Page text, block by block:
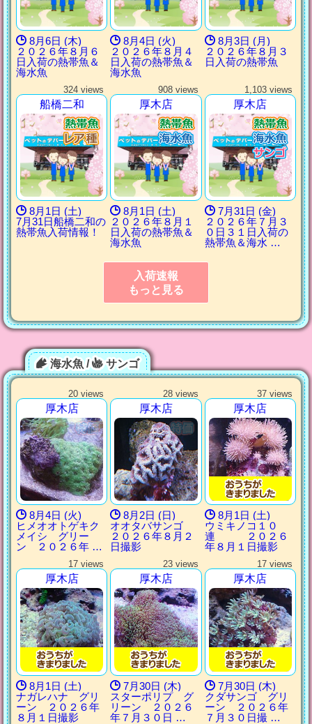
8月6日 (木)
２０２６年８月６
日入荷の熱帯魚＆
海水魚
8月4日 (火)
２０２６年８月４
日入荷の熱帯魚＆
海水魚
8月3日 (月)
２０２６年８月３
日入荷の熱帯魚
324 views
船橋二和
8月1日 (土)
7月31日船橋二和の
熱帯魚入荷情報！
908 views
厚木店
8月1日 (土)
２０２６年８月１
日入荷の熱帯魚＆
海水魚
1,103 views
厚木店
7月31日 (金)
２０２６年７月３
０日３１日入荷の
熱帯魚＆海水 …
入荷速報
もっと見る
海水魚 / サンゴ
20 views
厚木店
8月4日 (火)
ヒメオオトゲキク
メイシ グリー
ン ２０２６年 …
28 views
厚木店
8月2日 (日)
オオタバサンゴ
２０２６年８月２
日撮影
37 views
厚木店
8月1日 (土)
ウミキノコ１０
連 ２０２６
年８月１日撮影
17 views
厚木店
8月1日 (土)
ナガレハナ グリ
ーン ２０２６年
８月１日撮影
23 views
厚木店
7月30日 (木)
スターポリプ グ
リーン ２０２６
年７月３０日 …
17 views
厚木店
7月30日 (木)
クダサンゴ グリ
ーン ２０２６年
７月３０日撮 …